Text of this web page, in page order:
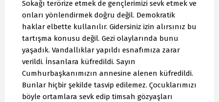
Sokağı terörize etmek de gençlerimizi sevk etmek ve
onları yönlendirmek doğru değil. Demokratik
haklar elbette kullanılır. Gidersiniz izin alırsınız bu
tartışma konusu değil. Gezi olaylarında bunu
yaşadık. Vandallıklar yapıldı esnafımıza zarar
verildi. İnsanlara küfredildi. Sayın
Cumhurbaşkanımızın annesine alenen küfredildi.
Bunlar hiçbir şekilde tasvip edilemez. Çocuklarımızı
böyle ortamlara sevk edip timsah gözyaşları